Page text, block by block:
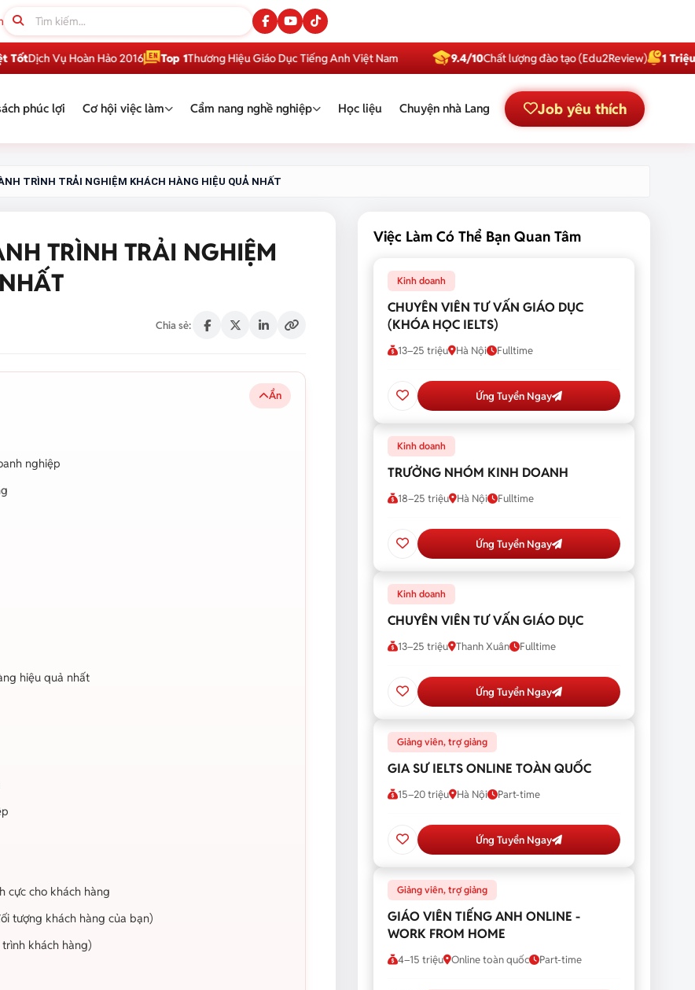
Vụ Hoàn Hảo 2016 Top 1Thương Hiệu Giáo Dục Tiếng Anh Việt Nam 9.4/10Chất lượng đào tạo (Edu2Review) 1 Triệu
phúc lợi Cơ hội việc làm Cẩm nang nghề nghiệp Học liệu Chuyện nhà Lang Job yêu thích
TRÌNH TRẢI NGHIỆM KHÁCH HÀNG HIỆU QUẢ NHẤT
TRÌNH TRẢI NGHIỆM
Chia sẻ:
Ẩn
nghiệp
hiệu quả nhất
cực cho khách hàng
tượng khách hàng của bạn)
khách hàng)
Việc Làm Có Thể Bạn Quan Tâm
Kinh doanh
CHUYÊN VIÊN TƯ VẤN GIÁO DỤC
(KHÓA HỌC IELTS)
13–25 triệu Hà Nội Fulltime
Ứng Tuyển Ngay
Kinh doanh
TRƯỞNG NHÓM KINH DOANH
18–25 triệu Hà Nội Fulltime
Ứng Tuyển Ngay
Kinh doanh
CHUYÊN VIÊN TƯ VẤN GIÁO DỤC
13–25 triệu Thanh Xuân Fulltime
Ứng Tuyển Ngay
Giảng viên, trợ giảng
GIA SƯ IELTS ONLINE TOÀN QUỐC
15–20 triệu Hà Nội Part-time
Ứng Tuyển Ngay
Giảng viên, trợ giảng
GIÁO VIÊN TIẾNG ANH ONLINE -
WORK FROM HOME
4–15 triệu Online toàn quốc Part-time